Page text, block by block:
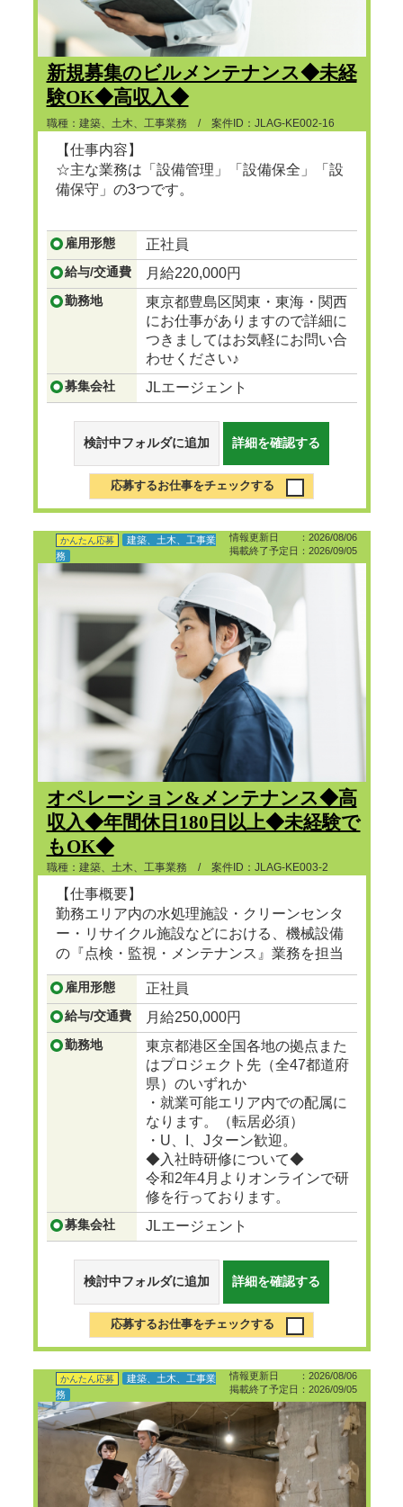
新規募集のビルメンテナンス◆未経
験OK◆高収入◆
職種：建築、土木、工事業務 / 案件ID：JLAG-KE002-16
【仕事内容】
☆主な業務は「設備管理」「設備保全」「設
備保守」の3つです。
...つづきを見る
雇用形態 正社員
給与/交通費 月給220,000円
勤務地
東京都豊島区関東・東海・関西
にお仕事がありますので詳細に
つきましてはお気軽にお問い合
わせください♪
募集会社 JLエージェント
検討中フォルダに追加 詳細を確認する
応募するお仕事をチェックする
情報更新日 ：2026/08/06
掲載終了予定日：2026/09/05
かんたん応募
建築、土木、工事業
務
オペレーション&メンテナンス◆高
収入◆年間休日180日以上◆未経験で
もOK◆
職種：建築、土木、工事業務 / 案件ID：JLAG-KE003-2
【仕事概要】
勤務エリア内の水処理施設・クリーンセンタ
ー・リサイクル施設などにおける、機械設備
の『点検・監視・メンテナンス』業務を担当
頂きます。
...つづきを見る
雇用形態 正社員
給与/交通費 月給250,000円
勤務地
東京都港区全国各地の拠点また
はプロジェクト先（全47都道府
県）のいずれか
・就業可能エリア内での配属に
なります。（転居必須）
・U、I、Jターン歓迎。
◆入社時研修について◆
令和2年4月よりオンラインで研
修を行っております。
募集会社 JLエージェント
検討中フォルダに追加 詳細を確認する
応募するお仕事をチェックする
情報更新日 ：2026/08/06
掲載終了予定日：2026/09/05
かんたん応募
建築、土木、工事業
務